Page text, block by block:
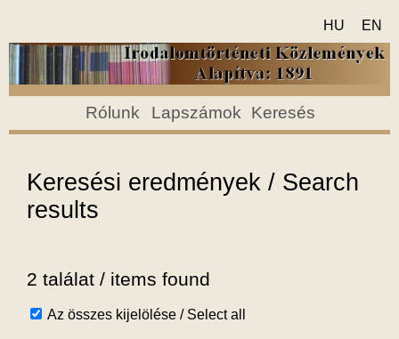
HU EN
Rólunk Lapszámok Keresés
Keresési eredmények / Search
results
2 találat / items found
Az összes kijelölése / Select all